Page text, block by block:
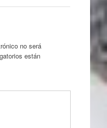
no será
están